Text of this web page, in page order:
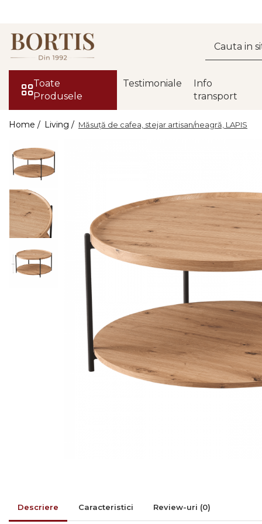
Toate Produsele
Fotolii balansoar/relaxante
Canapele
Comode lux-ultramoderne
Comode stil clasic/rustic
Fotolii
Fotolii extensibile
Masute de cafea
Mese sufragerie/dining
Rafturi/ etajere carti
Scaune living/dining
Set mobilier Living
Seturi masa +scaune
Dormitor
Toate
Produsele
Testimoniale
Info
transport
Home / Living / Măsuţă de cafea, stejar artisan/neagră, LAPIS
Descriere Caracteristici Review-uri (0)